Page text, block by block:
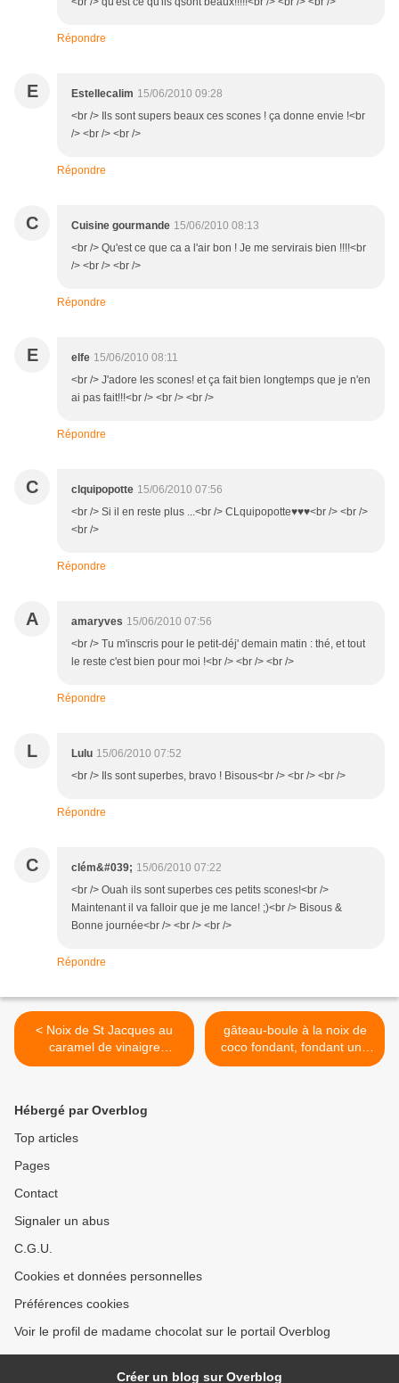
Répondre
E Estellecalim 15/06/2010 09:28
<br /> Ils sont supers beaux ces scones ! ça donne envie !<br
/> <br /> <br />
Répondre
C Cuisine gourmande 15/06/2010 08:13
<br /> Qu'est ce que ca a l'air bon ! Je me servirais bien !!!!<br
/> <br /> <br />
Répondre
E elfe 15/06/2010 08:11
<br /> J'adore les scones! et ça fait bien longtemps que je n'en
ai pas fait!!!<br /> <br /> <br />
Répondre
C clquipopotte 15/06/2010 07:56
<br /> Si il en reste plus ...<br /> CLquipopotte♥♥♥<br /> <br />
<br />
Répondre
A amaryves 15/06/2010 07:56
<br /> Tu m'inscris pour le petit-déj' demain matin : thé, et tout
le reste c'est bien pour moi !<br /> <br /> <br />
Répondre
L Lulu 15/06/2010 07:52
<br /> Ils sont superbes, bravo ! Bisous<br /> <br /> <br />
Répondre
C clém&#039; 15/06/2010 07:22
<br /> Ouah ils sont superbes ces petits scones!<br />
Maintenant il va falloir que je me lance! ;)<br /> Bisous &
Bonne journée<br /> <br /> <br />
Répondre
< Noix de St Jacques au
caramel de vinaigre
balsamique
gâteau-boule à la noix de
coco fondant, fondant une
tuerie en vue .... >
Hébergé par Overblog
Top articles
Pages
Contact
Signaler un abus
C.G.U.
Cookies et données personnelles
Préférences cookies
Voir le profil de madame chocolat sur le portail Overblog
Créer un blog sur Overblog